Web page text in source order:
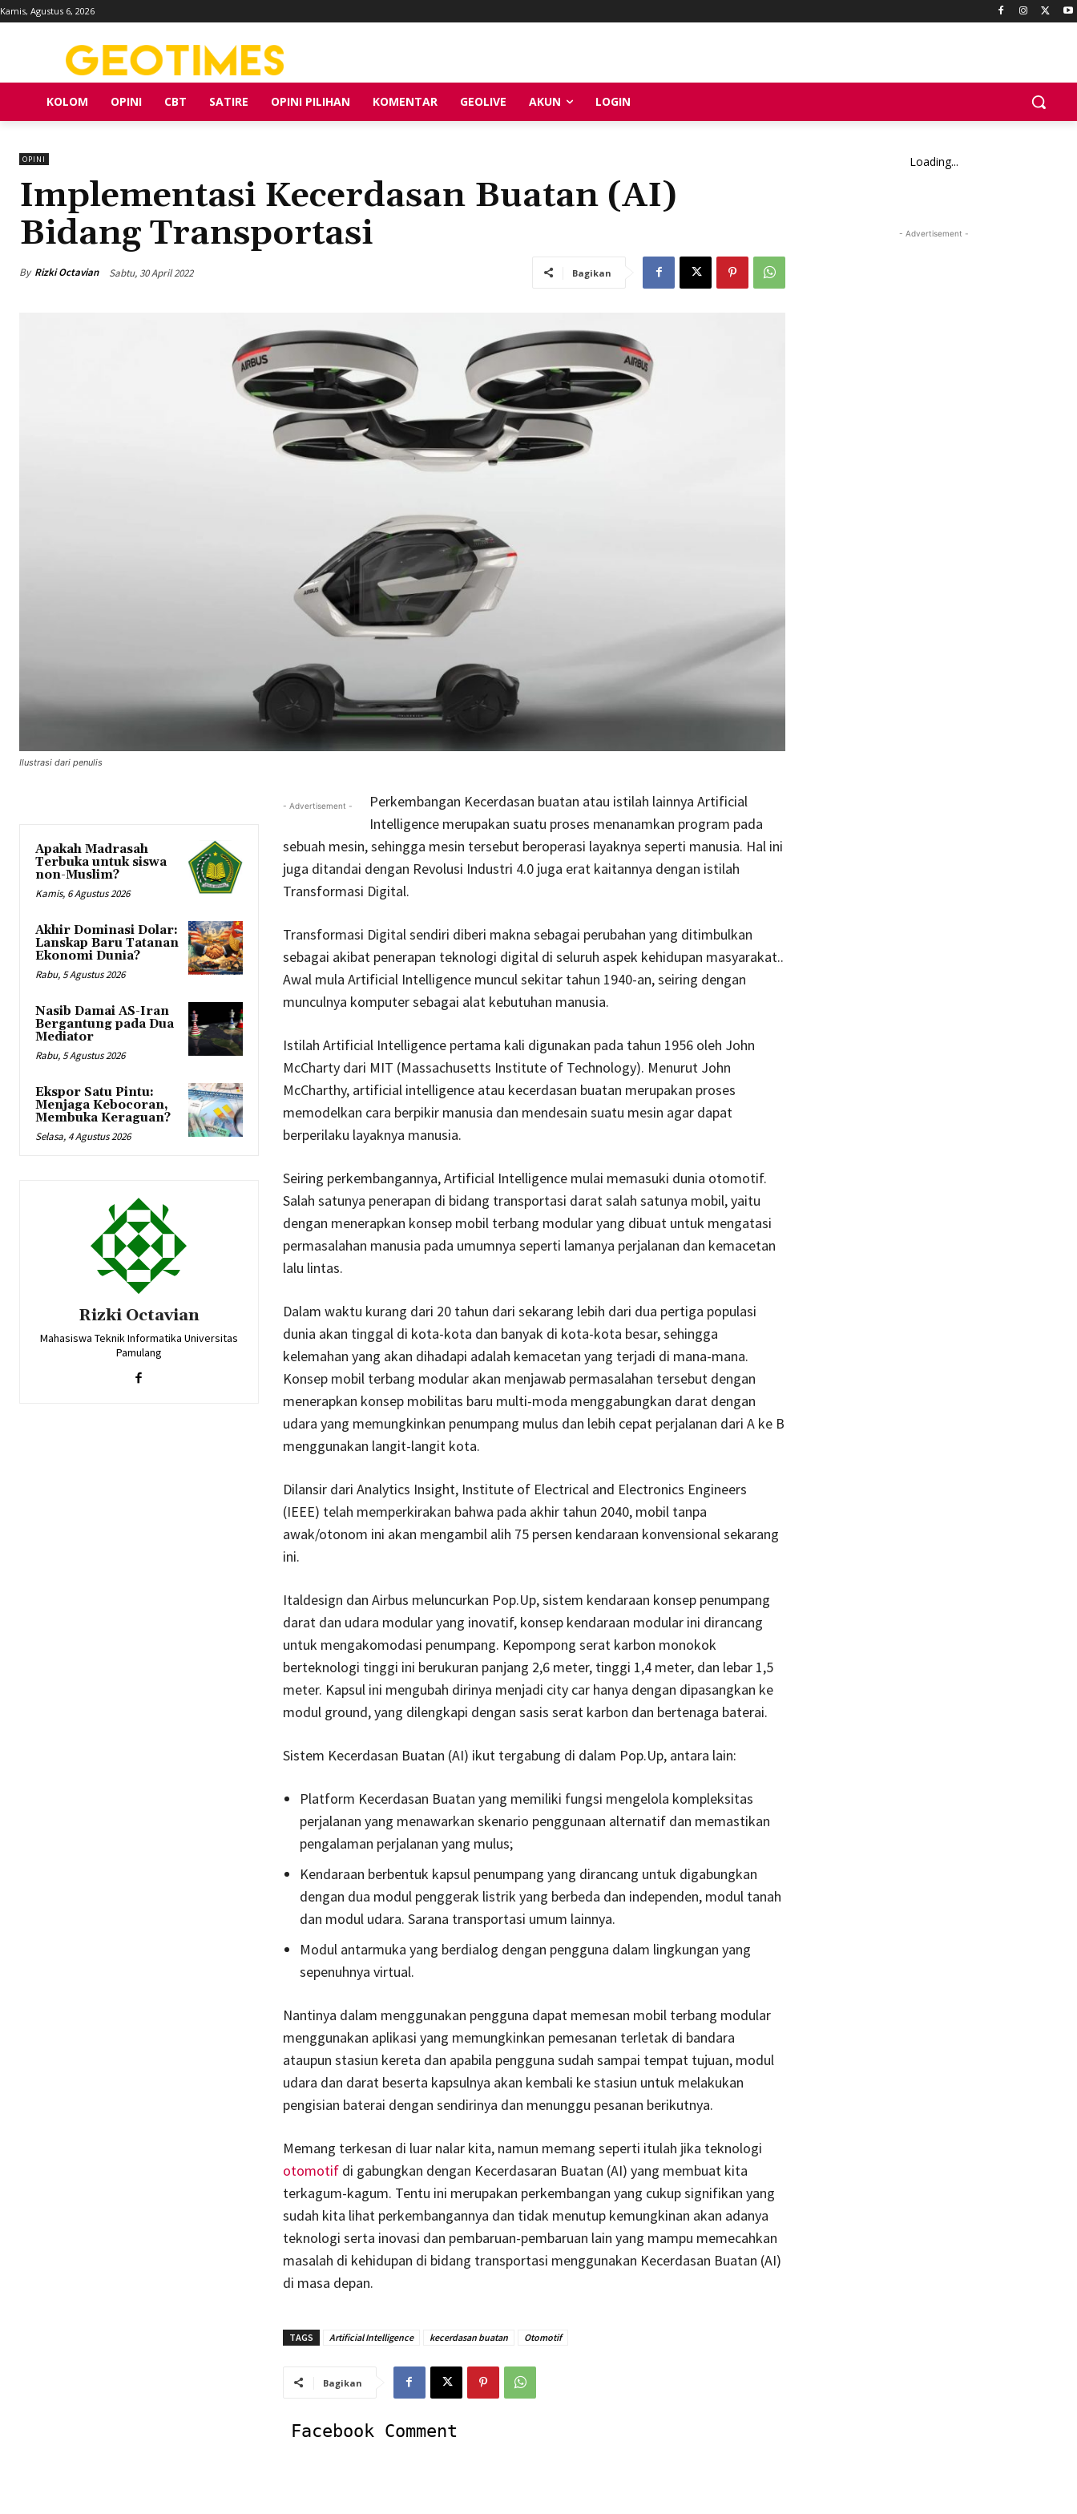
Kamis, Agustus 6, 2026
KOLOM OPINI CBT SATIRE OPINI PILIHAN KOMENTAR GEOLIVE AKUN LOGIN
OPINI
Implementasi Kecerdasan Buatan (AI)
Bidang Transportasi
By Rizki Octavian Sabtu, 30 April 2022 Bagikan
Ilustrasi dari penulis
Apakah Madrasah
Terbuka untuk siswa
non-Muslim?
Kamis, 6 Agustus 2026
Akhir Dominasi Dolar:
Lanskap Baru Tatanan
Ekonomi Dunia?
Rabu, 5 Agustus 2026
Nasib Damai AS-Iran
Bergantung pada Dua
Mediator
Rabu, 5 Agustus 2026
Ekspor Satu Pintu:
Menjaga Kebocoran,
Membuka Keraguan?
Selasa, 4 Agustus 2026
Rizki Octavian
Mahasiswa Teknik Informatika Universitas
Pamulang
- Advertisement -
Perkembangan Kecerdasan buatan atau istilah lainnya Artificial
Intelligence merupakan suatu proses menanamkan program pada
sebuah mesin, sehingga mesin tersebut beroperasi layaknya seperti manusia. Hal ini
juga ditandai dengan Revolusi Industri 4.0 juga erat kaitannya dengan istilah
Transformasi Digital.
Transformasi Digital sendiri diberi makna sebagai perubahan yang ditimbulkan
sebagai akibat penerapan teknologi digital di seluruh aspek kehidupan masyarakat..
Awal mula Artificial Intelligence muncul sekitar tahun 1940-an, seiring dengan
munculnya komputer sebagai alat kebutuhan manusia.
Istilah Artificial Intelligence pertama kali digunakan pada tahun 1956 oleh John
McCharty dari MIT (Massachusetts Institute of Technology). Menurut John
McCharthy, artificial intelligence atau kecerdasan buatan merupakan proses
memodelkan cara berpikir manusia dan mendesain suatu mesin agar dapat
berperilaku layaknya manusia.
Seiring perkembangannya, Artificial Intelligence mulai memasuki dunia otomotif.
Salah satunya penerapan di bidang transportasi darat salah satunya mobil, yaitu
dengan menerapkan konsep mobil terbang modular yang dibuat untuk mengatasi
permasalahan manusia pada umumnya seperti lamanya perjalanan dan kemacetan
lalu lintas.
Dalam waktu kurang dari 20 tahun dari sekarang lebih dari dua pertiga populasi
dunia akan tinggal di kota-kota dan banyak di kota-kota besar, sehingga
kelemahan yang akan dihadapi adalah kemacetan yang terjadi di mana-mana.
Konsep mobil terbang modular akan menjawab permasalahan tersebut dengan
menerapkan konsep mobilitas baru multi-moda menggabungkan darat dengan
udara yang memungkinkan penumpang mulus dan lebih cepat perjalanan dari A ke B
menggunakan langit-langit kota.
Dilansir dari Analytics Insight, Institute of Electrical and Electronics Engineers
(IEEE) telah memperkirakan bahwa pada akhir tahun 2040, mobil tanpa
awak/otonom ini akan mengambil alih 75 persen kendaraan konvensional sekarang
ini.
Italdesign dan Airbus meluncurkan Pop.Up, sistem kendaraan konsep penumpang
darat dan udara modular yang inovatif, konsep kendaraan modular ini dirancang
untuk mengakomodasi penumpang. Kepompong serat karbon monokok
berteknologi tinggi ini berukuran panjang 2,6 meter, tinggi 1,4 meter, dan lebar 1,5
meter. Kapsul ini mengubah dirinya menjadi city car hanya dengan dipasangkan ke
modul ground, yang dilengkapi dengan sasis serat karbon dan bertenaga baterai.
Sistem Kecerdasan Buatan (AI) ikut tergabung di dalam Pop.Up, antara lain:
Platform Kecerdasan Buatan yang memiliki fungsi mengelola kompleksitas
perjalanan yang menawarkan skenario penggunaan alternatif dan memastikan
pengalaman perjalanan yang mulus;
Kendaraan berbentuk kapsul penumpang yang dirancang untuk digabungkan
dengan dua modul penggerak listrik yang berbeda dan independen, modul tanah
dan modul udara. Sarana transportasi umum lainnya.
Modul antarmuka yang berdialog dengan pengguna dalam lingkungan yang
sepenuhnya virtual.
Nantinya dalam menggunakan pengguna dapat memesan mobil terbang modular
menggunakan aplikasi yang memungkinkan pemesanan terletak di bandara
ataupun stasiun kereta dan apabila pengguna sudah sampai tempat tujuan, modul
udara dan darat beserta kapsulnya akan kembali ke stasiun untuk melakukan
pengisian baterai dengan sendirinya dan menunggu pesanan berikutnya.
Memang terkesan di luar nalar kita, namun memang seperti itulah jika teknologi
otomotifdi gabungkan dengan Kecerdasaran Buatan (AI) yang membuat kita
terkagum-kagum. Tentu ini merupakan perkembangan yang cukup signifikan yang
sudah kita lihat perkembangannya dan tidak menutup kemungkinan akan adanya
teknologi serta inovasi dan pembaruan-pembaruan lain yang mampu memecahkan
masalah di kehidupan di bidang transportasi menggunakan Kecerdasan Buatan (AI)
di masa depan.
TAGS Artificial Intelligence kecerdasan buatan Otomotif
Bagikan
Facebook Comment
Loading...
- Advertisement -